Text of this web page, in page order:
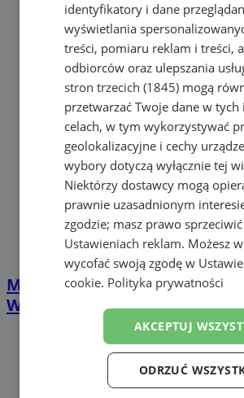
Muzyczne starcie w Parku
Ważna informacja dla
identyfikatory i dane
wyświetlania
treści, pomiaru reklam i treści,
odbiorców oraz ulepszania
stron trzecich (1845) mogą
przetwarzać Twoje dane w tych
celach, w tym wykorzystywać
geolokalizacyjne i cechy
wybory dotyczą wyłącznie tej
Niektórzy dostawcy mogą
prawnie uzasadnionym
zgodzie; masz prawo
Ustawieniach reklam. Możesz
wycofać swoją zgodę w
cookie. Polityka prywatności
AKCEPTUJ
ODRZUĆ